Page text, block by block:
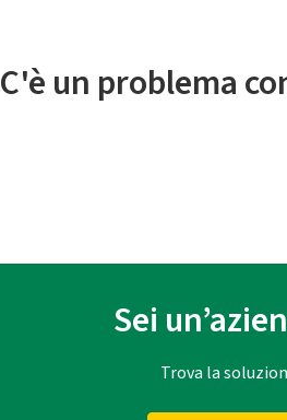
C'è un problema
Sei
Trova la